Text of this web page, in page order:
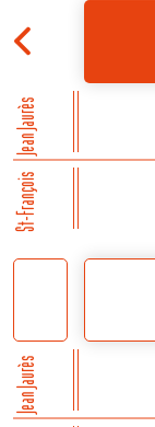
Jean Jaurès
St-François
Jean Jaurès